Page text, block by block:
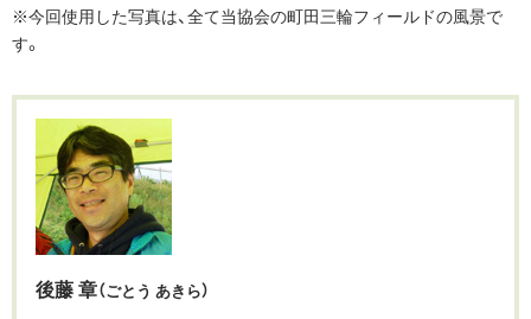
※今回使用した写真は、全て当協会の町田三輪フィールドの風景で
す。
後藤 章（ごとう あきら）